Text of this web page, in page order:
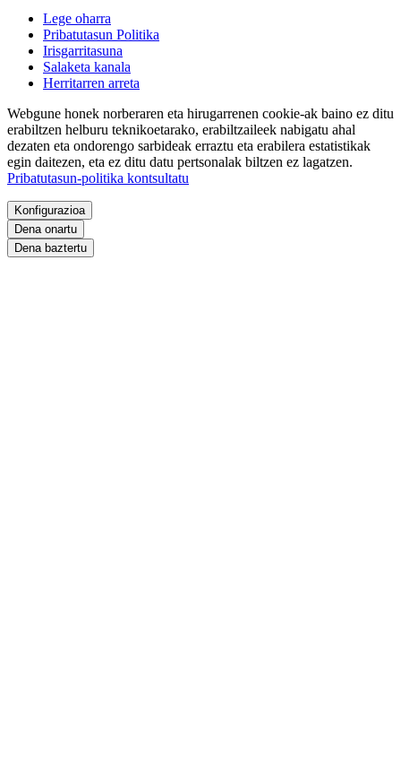
Lege oharra
Pribatutasun Politika
Irisgarritasuna
Salaketa kanala
Herritarren arreta
Webgune honek norberaren eta hirugarrenen cookie-ak baino ez ditu
erabiltzen helburu teknikoetarako, erabiltzaileek nabigatu ahal
dezaten eta ondorengo sarbideak erraztu eta erabilera estatistikak
egin daitezen, eta ez ditu datu pertsonalak biltzen ez lagatzen.
Pribatutasun-politika kontsultatu
Konfigurazioa
Dena onartu
Dena baztertu